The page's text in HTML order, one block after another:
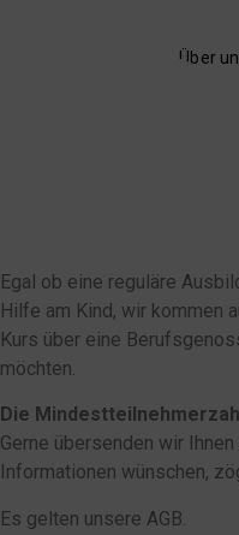
Über
Egal ob eine reguläre
Hilfe am Kind, wir kommen
Kurs über eine
möchten.
Die
Gerne übersenden wir
Informationen wünschen,
Es gelten unsere AGB.